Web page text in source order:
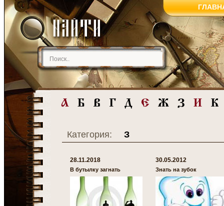
Категория: З
28.11.2018
В бутылку загнать
30.05.2012
Знать на зубок